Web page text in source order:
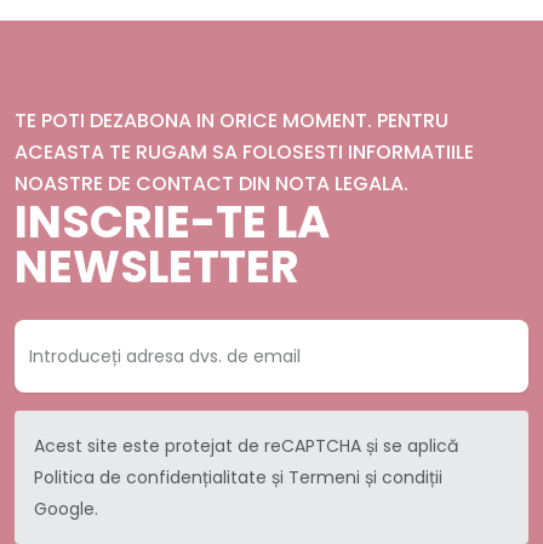
TE POTI DEZABONA IN ORICE MOMENT. PENTRU
ACEASTA TE RUGAM SA FOLOSESTI INFORMATIILE
NOASTRE DE CONTACT DIN NOTA LEGALA.
INSCRIE-TE LA
NEWSLETTER
Acest site este protejat de reCAPTCHA și se aplică
Politica de confidențialitate și Termeni și condiții
Google.